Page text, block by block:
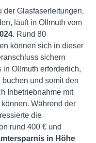
der Glasfaserleitungen,
läuft in Ollmuth vom
. Rund 80
können sich in dieser
sichern
in Ollmuth erforderlich,
und somit den
Inbetriebnahme mit
Während der
die
rund 400 € und
in Höhe